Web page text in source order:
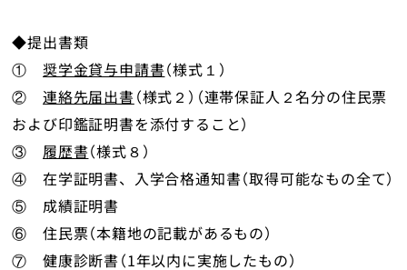
◆提出書類
①奨学金貸与申請書（様式１）
②連絡先届出書 （様式２）（連帯保証人２名分の住民票
および印鑑証明書を添付すること）
③ 履歴書（様式８）
④ 在学証明書、入学合格通知書（取得可能なもの全て）
⑤ 成績証明書
⑥ 住民票（本籍地の記載があるもの）
⑦ 健康診断書（1年以内に実施したもの）